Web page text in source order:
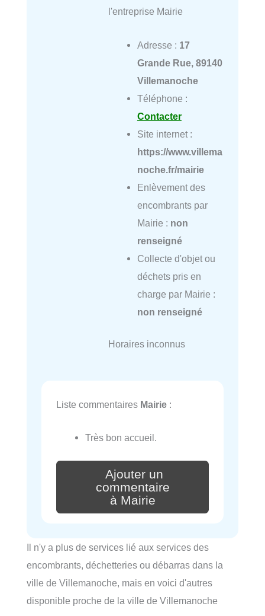
l'entreprise Mairie
Adresse : 17
Grande Rue, 89140
Villemanoche
Téléphone :
Contacter
Site internet :
https://www.villema
noche.fr/mairie
Enlèvement des
encombrants par
Mairie : non
renseigné
Collecte d'objet ou
déchets pris en
charge par Mairie :
non renseigné
Horaires inconnus
Liste commentaires Mairie :
Très bon accueil.
Ajouter un
commentaire
à Mairie
Il n'y a plus de services lié aux services des
encombrants, déchetteries ou débarras dans la
ville de Villemanoche, mais en voici d'autres
disponible proche de la ville de Villemanoche